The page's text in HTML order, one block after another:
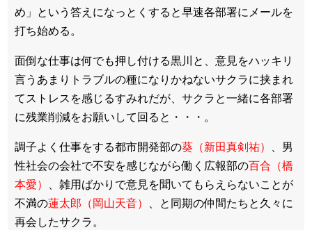
め」という答えになっとくすると早速各部署にメールを
打ち始める。
面倒な仕事は何でも押し付ける黒川と、意見をハッキリ
言うあまりトラブルの種になりかねないサクラに挟まれ
てストレスを感じるすみれだが、サクラと一緒に各部署
に残業削減をお願いして回ると・・・。
調子よく仕事をする都市開発部の葵（新田真剣祐）
、男
性社会の会社で不安を感じながら働く広報部の百合（橋
本愛）
、雑用ばかりで意見を聞いてもらえらないことが
不満の蓮太郎（岡山天音）
、と同期の仲間たちと久々に
再会したサクラ。